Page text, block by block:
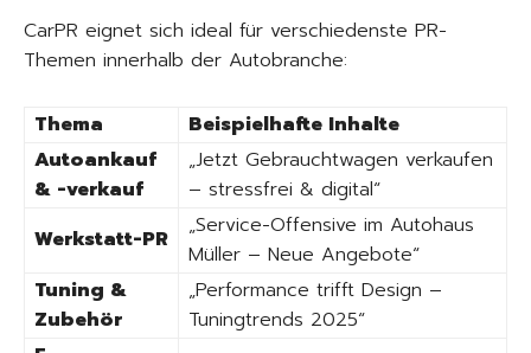
CarPR eignet sich ideal für verschiedenste PR-
Themen innerhalb der Autobranche:
Thema
Beispielhafte Inhalte
Autoankauf
& -verkauf
„Jetzt Gebrauchtwagen verkaufen
– stressfrei & digital“
Werkstatt-PR
„Service-Offensive im Autohaus
Müller – Neue Angebote“
Tuning &
Zubehör
„Performance trifft Design –
Tuningtrends 2025“